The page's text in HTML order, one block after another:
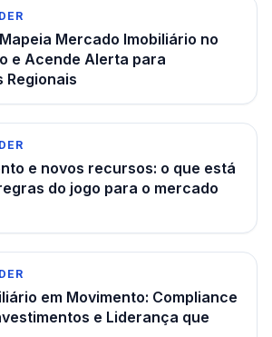
Mercado Imobiliário no
e Acende Alerta para
Regionais
e novos recursos: o que está
do jogo para o mercado
em Movimento: Compliance
e Liderança que